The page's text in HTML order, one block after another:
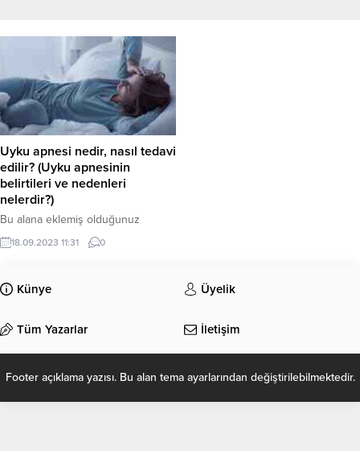
Uyku apnesi nedir, nasıl tedavi
edilir? (Uyku apnesinin
belirtileri ve nedenleri
nelerdir?)
Bu alana eklemiş olduğunuz
haberle ilgili kısa bir özet bilgisi
ekleyebilirsiniz. Bu metin yazı
bölümünden eklenebilir. Özet
eklenmişse başlık altında kalın
eklenmemişse bu alan boş kalır.
18.09.2023 11:31 0
Künye Üyelik
Tüm Yazarlar İletişim
Footer açıklama yazısı. Bu alan tema ayarlarından değiştirilebilmektedir.